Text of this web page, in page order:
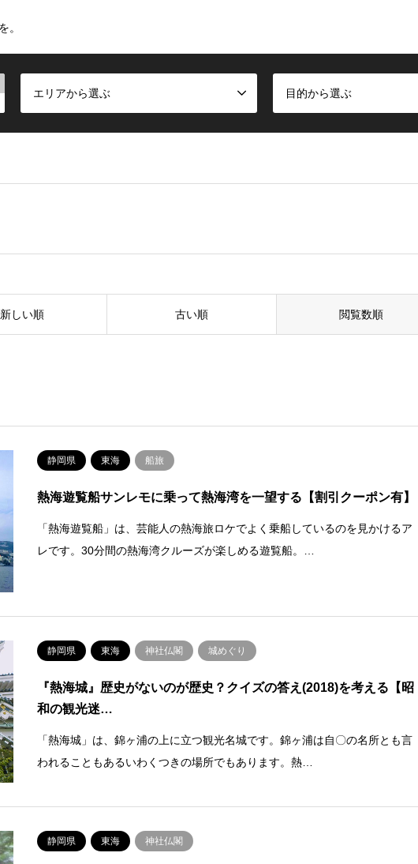
。
エリアから選ぶ 目的から選ぶ
新しい順 古い順 閲覧数順
静岡県 東海 船旅
熱海遊覧船サンレモに乗って熱海湾を一望する【割引クーポン有】
「熱海遊覧船」は、芸能人の熱海旅ロケでよく乗船しているのを見かけるア
レです。30分間の熱海湾クルーズが楽しめる遊覧船。…
静岡県 東海 神社仏閣 城めぐり
『熱海城』歴史がないのが歴史？クイズの答え(2018)を考える【昭
和の観光迷…
「熱海城」は、錦ヶ浦の上に立つ観光名城です。錦ヶ浦は自〇の名所とも言
われることもあるいわくつきの場所でもあります。熱…
静岡県 東海 神社仏閣